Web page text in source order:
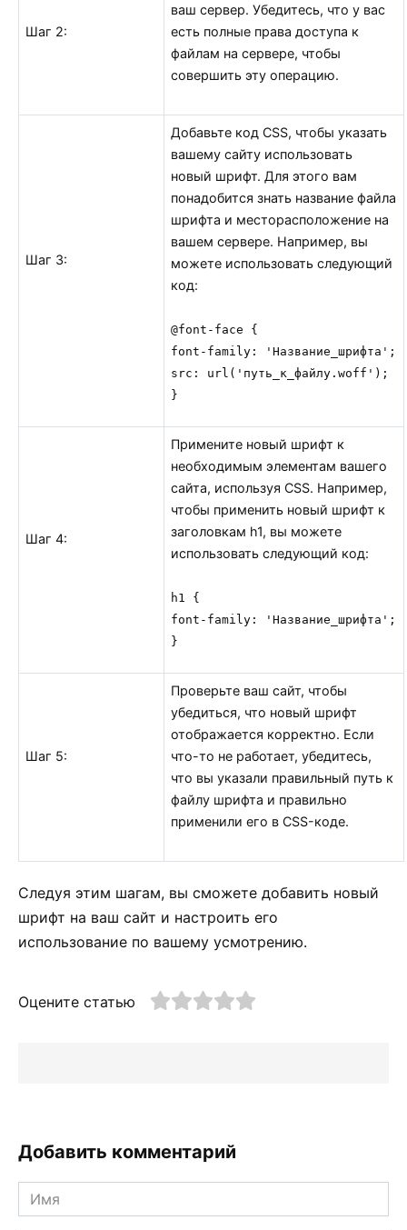
Шаг 2:
ваш сервер. Убедитесь, что у вас
есть полные права доступа к
файлам на сервере, чтобы
совершить эту операцию.
Шаг 3:
Добавьте код CSS, чтобы указать
вашему сайту использовать
новый шрифт. Для этого вам
понадобится знать название файла
шрифта и месторасположение на
вашем сервере. Например, вы
можете использовать следующий
код:
@font-face {
font-family: 'Название_шрифта';
src: url('путь_к_файлу.woff');
}
Шаг 4:
Примените новый шрифт к
необходимым элементам вашего
сайта, используя CSS. Например,
чтобы применить новый шрифт к
заголовкам h1, вы можете
использовать следующий код:
h1 {
font-family: 'Название_шрифта';
}
Шаг 5:
Проверьте ваш сайт, чтобы
убедиться, что новый шрифт
отображается корректно. Если
что-то не работает, убедитесь,
что вы указали правильный путь к
файлу шрифта и правильно
применили его в CSS-коде.
Следуя этим шагам, вы сможете добавить новый
шрифт на ваш сайт и настроить его
использование по вашему усмотрению.
Оцените статью
Добавить комментарий
Имя
*